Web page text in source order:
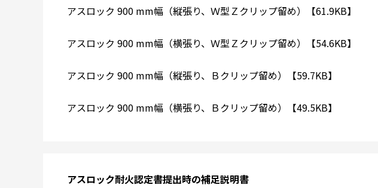
アスロック 900 mm幅（縦張り、Ｗ型Ｚクリップ留め）【61.9KB】
アスロック 900 mm幅（横張り、Ｗ型Ｚクリップ留め）【54.6KB】
アスロック 900 mm幅（縦張り、Ｂクリップ留め）【59.7KB】
アスロック 900 mm幅（横張り、Ｂクリップ留め）【49.5KB】
アスロック耐火認定書提出時の補足説明書